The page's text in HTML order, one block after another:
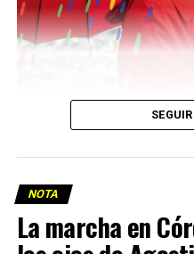
NOTA
La marcha en